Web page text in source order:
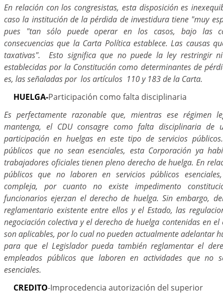
En relación con los congresistas, esta disposición es
caso la institución de la pérdida de investidura tiene "muy
pues "tan sólo puede operar en los casos, bajo las
consecuencias que la Carta Política establece. Las causas
taxativas". Esto significa que no puede la ley restringir
establecidas por la Constitución como determinantes de
es, las señaladas por los artículos 110 y 183 de la Carta.
HUELGA-Participación como falta disciplinaria
Es perfectamente razonable que, mientras ese régimen
mantenga, el CDU consagre como falta disciplinaria de
participación en huelgas en este tipo de servicios
públicos que no sean esenciales, esta Corporación ya
trabajadores oficiales tienen pleno derecho de huelga. En
públicos que no laboren en servicios públicos
compleja, por cuanto no existe impedimento
funcionarios ejerzan el derecho de huelga. Sin embargo,
reglamentario existente entre ellos y el Estado, las
negociación colectiva y el derecho de huelga contenidas en
son aplicables, por lo cual no pueden actualmente adelantar
para que el Legislador pueda también reglamentar el
empleados públicos que laboren en actividades que no
esenciales.
CREDITO-Improcedencia autorización del superior